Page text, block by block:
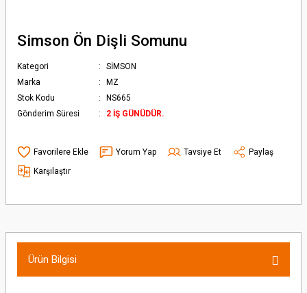
Simson Ön Dişli Somunu
Kategori
SİMSON
Marka
MZ
Stok Kodu
NS665
Gönderim Süresi
2 İŞ GÜNÜDÜR.
Yorum Yap Tavsiye Et
Paylaş
Karşılaştır
Ürün Bilgisi